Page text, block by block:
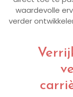
waardevolle
verder